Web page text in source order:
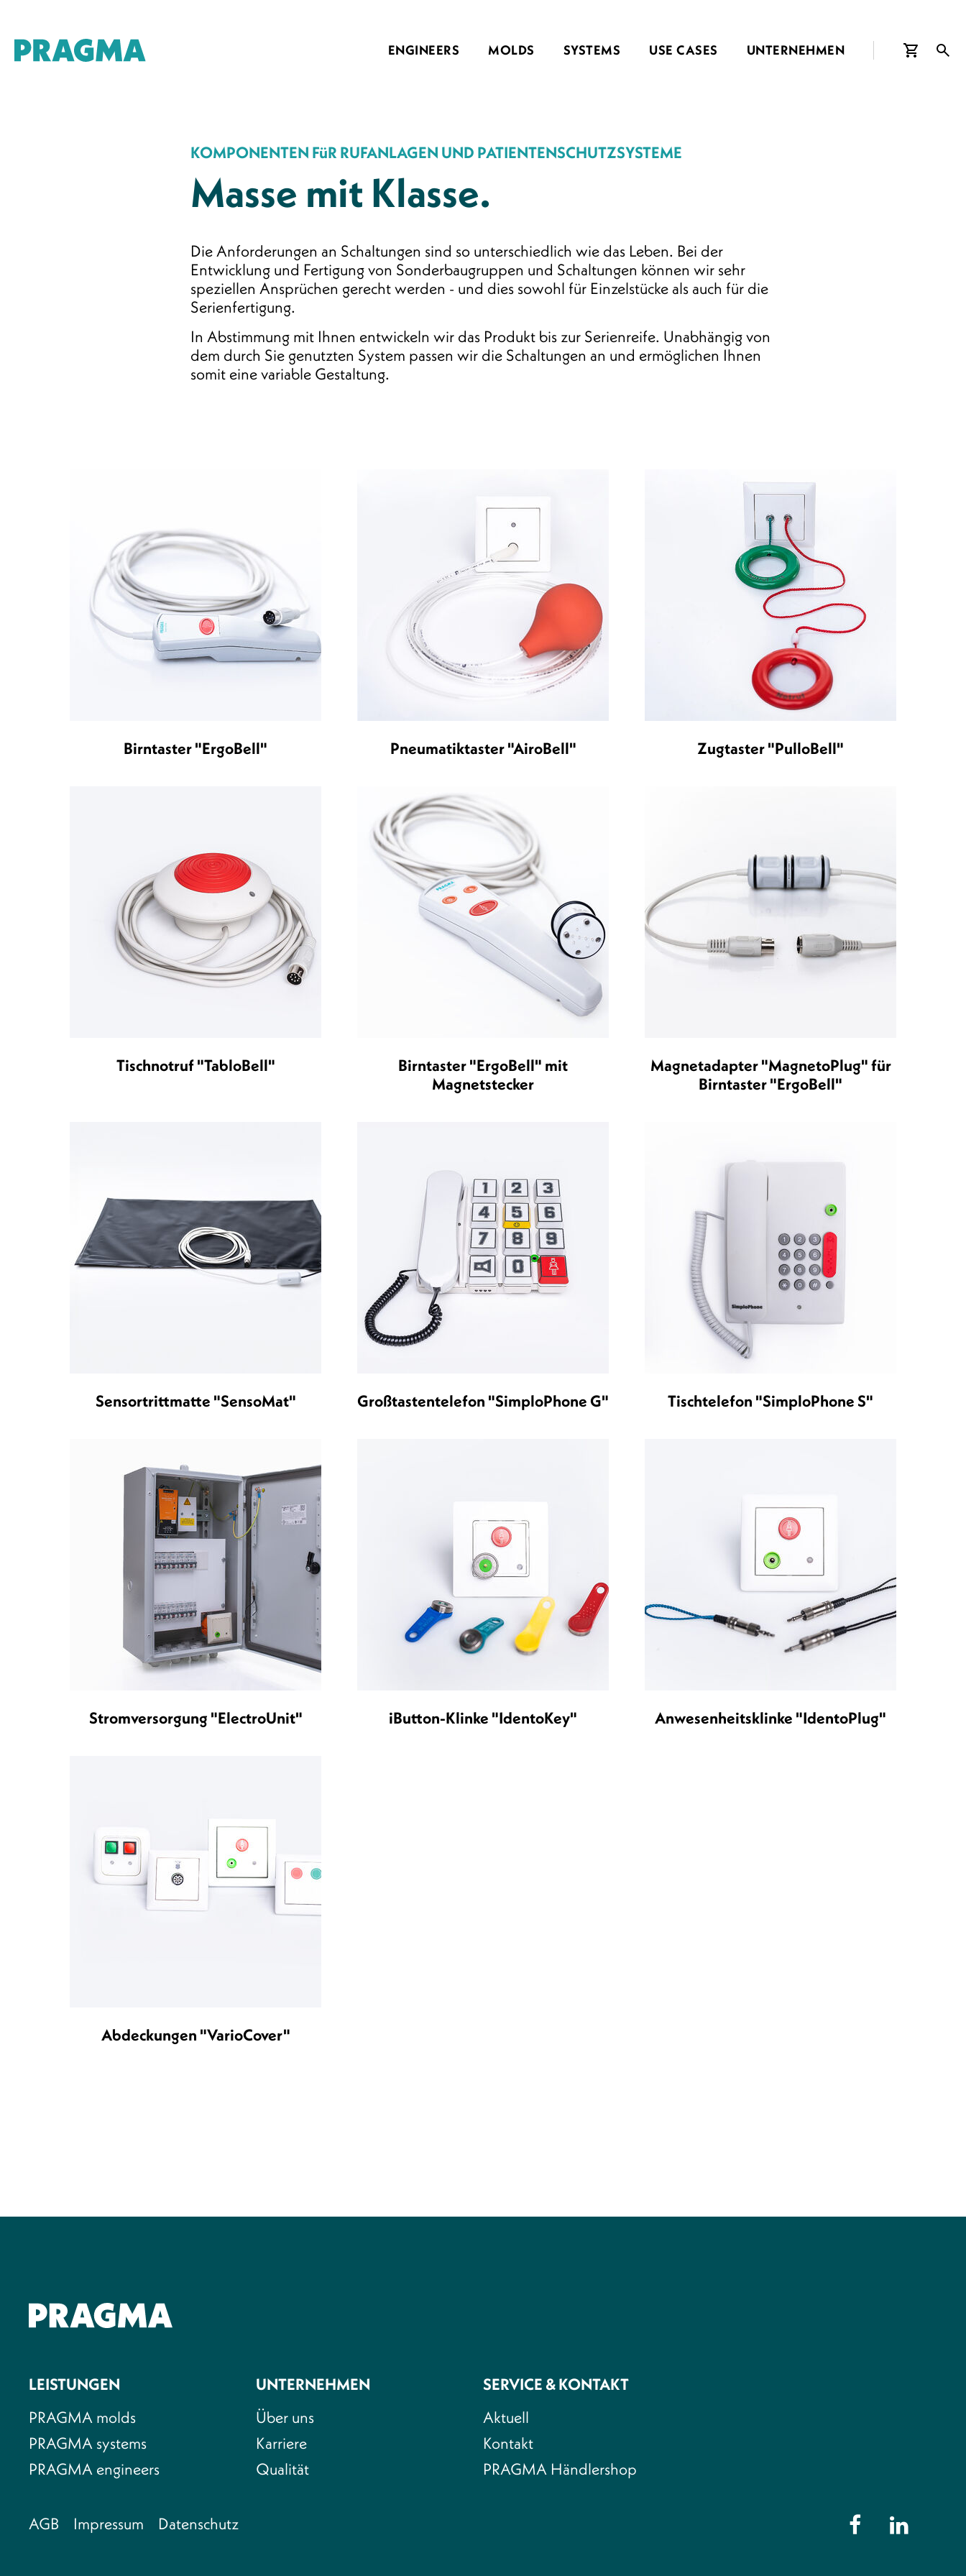
ENGINEERS MOLDS SYSTEMS USE CASES UNTERNEHMEN
KOMPONENTEN FüR RUFANLAGEN UND PATIENTENSCHUTZSYSTEME
Masse mit Klasse.
Die Anforderungen an Schaltungen sind so unterschiedlich wie das Leben. Bei der
Entwicklung und Fertigung von Sonderbaugruppen und Schaltungen können wir sehr
speziellen Ansprüchen gerecht werden - und dies sowohl für Einzelstücke als auch für die
Serienfertigung.
In Abstimmung mit Ihnen entwickeln wir das Produkt bis zur Serienreife. Unabhängig von
dem durch Sie genutzten System passen wir die Schaltungen an und ermöglichen Ihnen
somit eine variable Gestaltung.
Birntaster "ErgoBell" Pneumatiktaster "AiroBell" Zugtaster "PulloBell"
Tischnotruf "TabloBell"
Birntaster "ErgoBell" mit
Magnetstecker
Magnetadapter "MagnetoPlug" für
Birntaster "ErgoBell"
Sensortrittmatte "SensoMat" Großtastentelefon "SimploPhone G" Tischtelefon "SimploPhone S"
Stromversorgung "ElectroUnit" iButton-Klinke "IdentoKey" Anwesenheitsklinke "IdentoPlug"
Abdeckungen "VarioCover"
LEISTUNGEN
PRAGMA molds
PRAGMA systems
PRAGMA engineers
UNTERNEHMEN
Über uns
Karriere
Qualität
SERVICE & KONTAKT
Aktuell
Kontakt
PRAGMA Händlershop
AGB Impressum Datenschutz